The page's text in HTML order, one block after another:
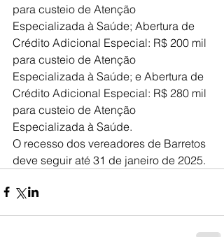
para custeio de Atenção
Especializada à Saúde; Abertura de
Crédito Adicional Especial: R$ 200 mil
para custeio de Atenção
Especializada à Saúde; e Abertura de
Crédito Adicional Especial: R$ 280 mil
para custeio de Atenção
Especializada à Saúde.
O recesso dos vereadores de Barretos
deve seguir até 31 de janeiro de 2025.